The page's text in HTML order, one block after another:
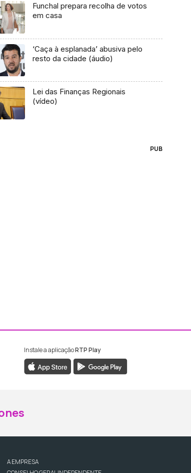
Funchal prepara recolha de votos
em casa
‘Caça à esplanada’ abusiva pelo
resto da cidade (áudio)
Lei das Finanças Regionais
(vídeo)
PUB
RTP Madeira
da RTP Madeira
Instale a aplicaçãoRTP Play
A EMPRESA